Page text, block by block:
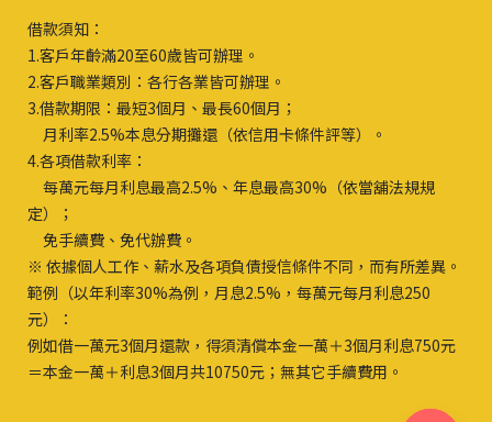
借款須知：
1.客戶年齡滿20至60歲皆可辦理。
2.客戶職業類別：各行各業皆可辦理。
3.借款期限：最短3個月、最長60個月；
月利率2.5%本息分期攤還（依信用卡條件評等）。
4.各項借款利率：
每萬元每月利息最高2.5%、年息最高30%（依當舖法規規
定）；
免手續費、免代辦費。
※ 依據個人工作、薪水及各項負債授信條件不同，而有所差異。
範例（以年利率30%為例，月息2.5%，每萬元每月利息250
元）：
例如借一萬元3個月還款，得須清償本金一萬＋3個月利息750元
＝本金一萬＋利息3個月共10750元；無其它手續費用。